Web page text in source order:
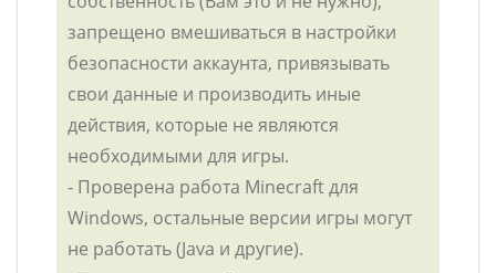
запрещено вмешиваться в настройки
безопасности аккаунта, привязывать
свои данные и производить иные
действия, которые не являются
необходимыми для игры.
- Проверена работа Minecraft для
Windows, остальные версии игры могут
не работать (Java и другие).